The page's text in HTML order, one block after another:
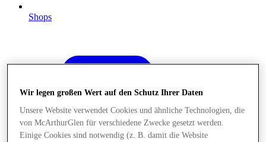
Shops
Wir legen großen Wert auf den Schutz Ihrer Daten
Unsere Website verwendet Cookies und ähnliche Technologien, die
von McArthurGlen für verschiedene Zwecke gesetzt werden.
Einige Cookies sind notwendig (z. B. damit die Website